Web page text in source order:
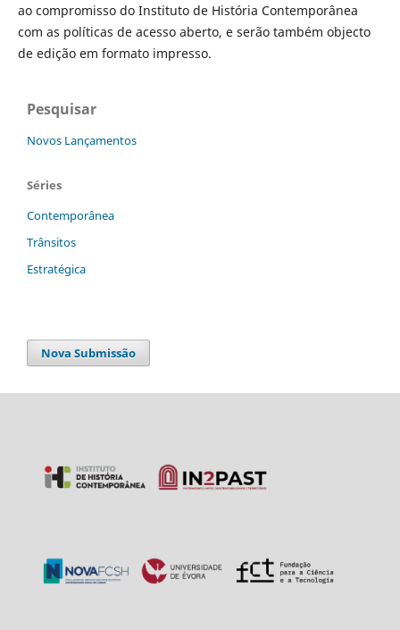
ao compromisso do Instituto de História Contemporânea
com as políticas de acesso aberto, e serão também objecto
de edição em formato impresso.
Pesquisar
Novos Lançamentos
Séries
Contemporânea
Trânsitos
Estratégica
Nova Submissão